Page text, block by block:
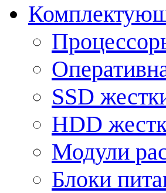
SSD
HDD
Модули
Блоки